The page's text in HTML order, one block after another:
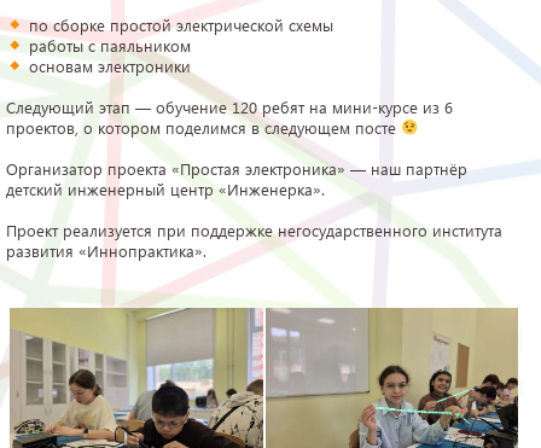
по сборке простой электрической схемы
работы с паяльником
основам электроники
Следующий этап — обучение 120 ребят на мини-курсе из 6
проектов, о котором поделимся в следующем посте
Организатор проекта «Простая электроника» — наш партнёр
детский инженерный центр «Инженерка».
Проект реализуется при поддержке негосударственного института
развития «Иннопрактика».